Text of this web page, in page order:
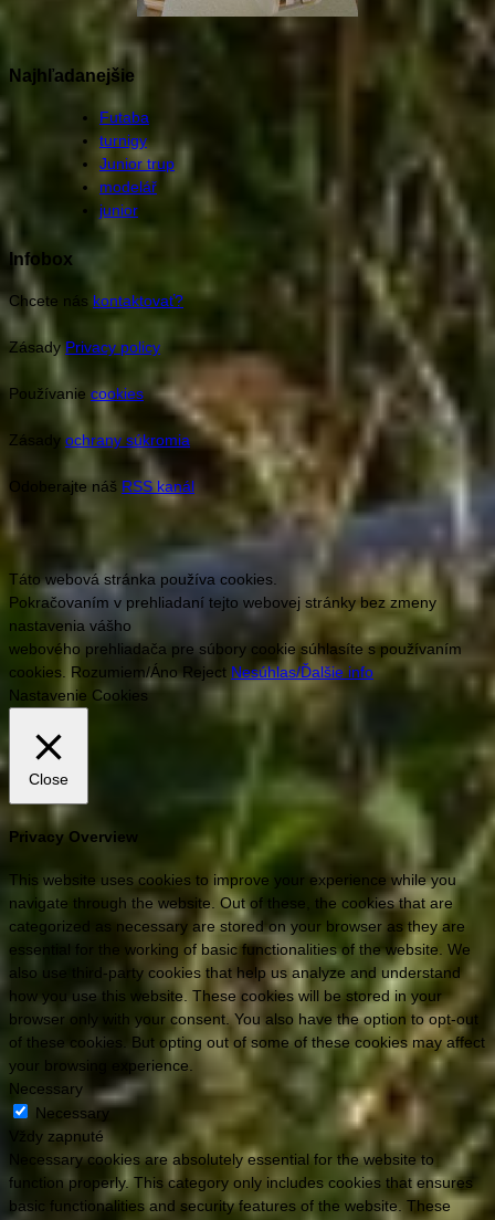
Najhľadanejšie
Futaba
turnigy
Junior trup
modelář
junior
Infobox
Chcete nás kontaktovať?
Zásady Privacy policy
Používanie cookies
Zásady ochrany súkromia
Odoberajte náš RSS kanál
Táto webová stránka používa cookies.
Pokračovaním v prehliadaní tejto webovej stránky bez zmeny
nastavenia vášho
webového prehliadača pre súbory cookie súhlasíte s používaním
cookies. Rozumiem/Áno Reject Nesúhlas/Ďalšie info
Nastavenie Cookies
Close
Privacy Overview
This website uses cookies to improve your experience while you
navigate through the website. Out of these, the cookies that are
categorized as necessary are stored on your browser as they are
essential for the working of basic functionalities of the website. We
also use third-party cookies that help us analyze and understand
how you use this website. These cookies will be stored in your
browser only with your consent. You also have the option to opt-out
of these cookies. But opting out of some of these cookies may affect
your browsing experience.
Necessary
Necessary
Vždy zapnuté
Necessary cookies are absolutely essential for the website to
function properly. This category only includes cookies that ensures
basic functionalities and security features of the website. These